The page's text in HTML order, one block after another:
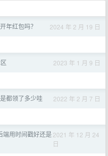
年红包吗？ 2024 年 2 月 19 日
2023 年 1 月 9 日
都领了多少哇 2022 年 2 月 7 日
端用时间戳好还是2021 年 12 月 24
日